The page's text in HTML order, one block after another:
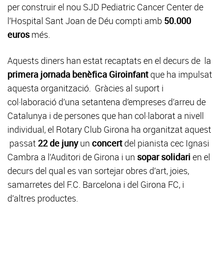
per construir el nou SJD Pediatric Cancer Center de
l’Hospital Sant Joan de Déu compti amb 50.000
eurosmés.
Aquests diners han estat recaptats en el decurs de la
primera jornada benèfica Giroinfantque ha impulsat
aquesta organització. Gràcies al suport i
col·laboració d’una setantena d’empreses d’arreu de
Catalunya i de persones que han col·laborat a nivell
individual, el Rotary Club Girona ha organitzat aquest
passat 22 de junyun concertdel pianista cec Ignasi
Cambra a l’Auditori de Girona i un sopar solidari en el
decurs del qual es van sortejar obres d’art, joies,
samarretes del F.C. Barcelona i del Girona FC, i
d’altres productes.